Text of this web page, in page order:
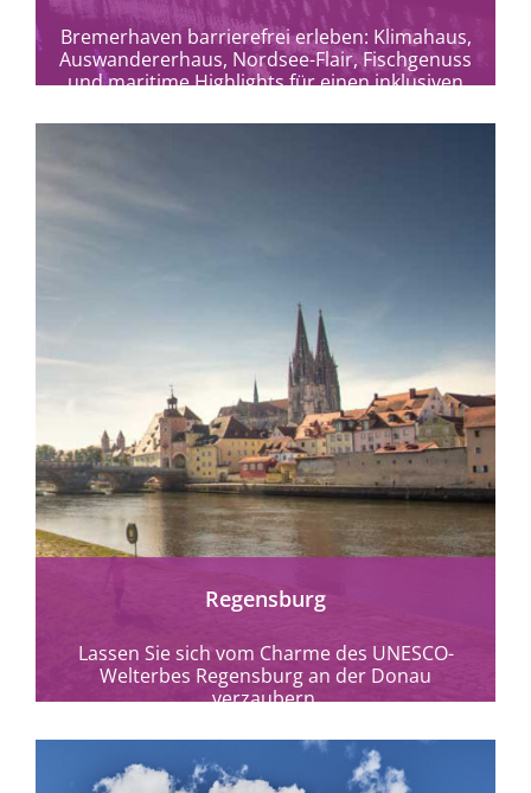
Bremerhaven barrierefrei erleben: Klimahaus,
Auswandererhaus, Nordsee-Flair, Fischgenuss
und maritime Highlights für einen inklusiven
mehr erfahren
Regensburg
Lassen Sie sich vom Charme des UNESCO-
Welterbes Regensburg an der Donau
verzaubern.